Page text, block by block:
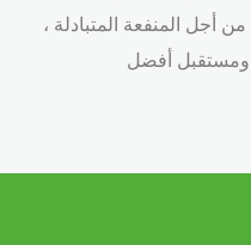
أجل المنفعة المتبادلة ،